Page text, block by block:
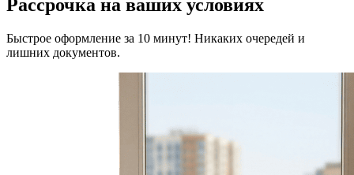
Рассрочка на ваших условиях
Быстрое оформление за 10 минут! Никаких очередей и
лишних документов.